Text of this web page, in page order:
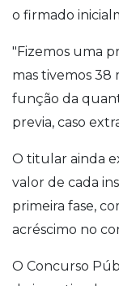
o firmado
"Fizemos uma
mas tivemos 38
função da
previa, caso
O titular ainda
valor de cada
primeira fase,
acréscimo no
O Concurso